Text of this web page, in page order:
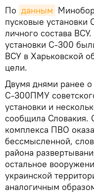
По данным
пусковые
личного состава
установки С-300
ВСУ в Харьковской
цели.
Двумя днями ранее
С-300ПМУ
установки и
сообщила Словакия.
комплекса ПВО
бессмысленной,
района
остальное
украинской
аналогичным